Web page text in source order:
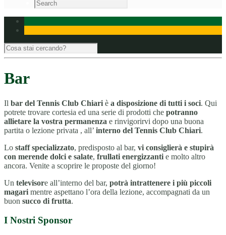
Bar
Il bar del Tennis Club Chiari è a disposizione di tutti i soci. Qui
potrete trovare cortesia ed una serie di prodotti che potranno
allietare la vostra permanenza e rinvigorirvi dopo una buona
partita o lezione privata , all’ interno del Tennis Club Chiari.
Lo staff specializzato, predisposto al bar, vi consiglierà e stupirà
con merende dolci e salate, frullati energizzanti e molto altro
ancora. Venite a scoprire le proposte del giorno!
Un televisore all’interno del bar, potrà intrattenere i più piccoli
magari mentre aspettano l’ora della lezione, accompagnati da un
buon succo di frutta.
I Nostri Sponsor